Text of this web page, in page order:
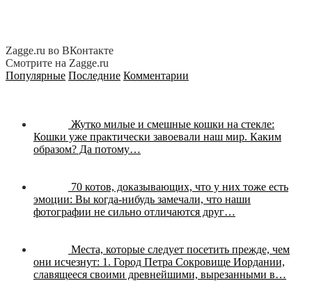
Zagge.ru во ВКонтакте
Смотрите на Zagge.ru
Популярные Последние Комментарии
Жутко милые и смешные кошки на стекле:
Кошки уже практически завоевали наш мир. Каким
образом? Да потому…
70 котов, доказывающих, что у них тоже есть
эмоции: Вы когда-нибудь замечали, что наши
фотографии не сильно отличаются друг…
Места, которые следует посетить прежде, чем
они исчезнут: 1. Город Петра Сокровище Иордании,
славящееся своими древнейшими, вырезанными в…